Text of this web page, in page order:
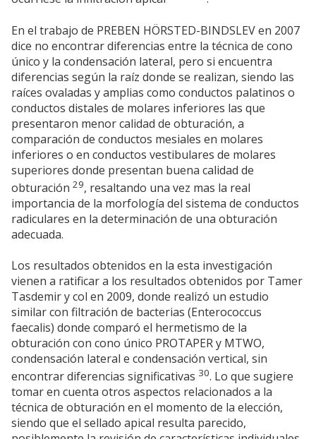
En el trabajo de PREBEN HÖRSTED-BINDSLEV en 2007
dice no encontrar diferencias entre la técnica de cono
único y la condensación lateral, pero si encuentra
diferencias según la raíz donde se realizan, siendo las
raíces ovaladas y amplias como conductos palatinos o
conductos distales de molares inferiores las que
presentaron menor calidad de obturación, a
comparación de conductos mesiales en molares
inferiores o en conductos vestibulares de molares
superiores donde presentan buena calidad de
obturación 29, resaltando una vez mas la real
importancia de la morfología del sistema de conductos
radiculares en la determinación de una obturación
adecuada.
Los resultados obtenidos en la esta investigación
vienen a ratificar a los resultados obtenidos por Tamer
Tasdemir y col en 2009, donde realizó un estudio
similar con filtración de bacterias (Enterococcus
faecalis) donde comparó el hermetismo de la
obturación con cono único PROTAPER y MTWO,
condensación lateral e condensación vertical, sin
encontrar diferencias significativas 30. Lo que sugiere
tomar en cuenta otros aspectos relacionados a la
técnica de obturación en el momento de la elección,
siendo que el sellado apical resulta parecido,